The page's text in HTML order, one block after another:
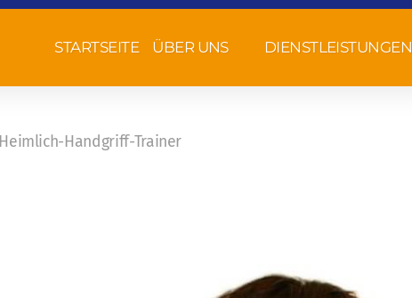
STARTSEITE ÜBER UNS DIENSTLEISTUNGEN
Heimlich-Handgriff-Trainer